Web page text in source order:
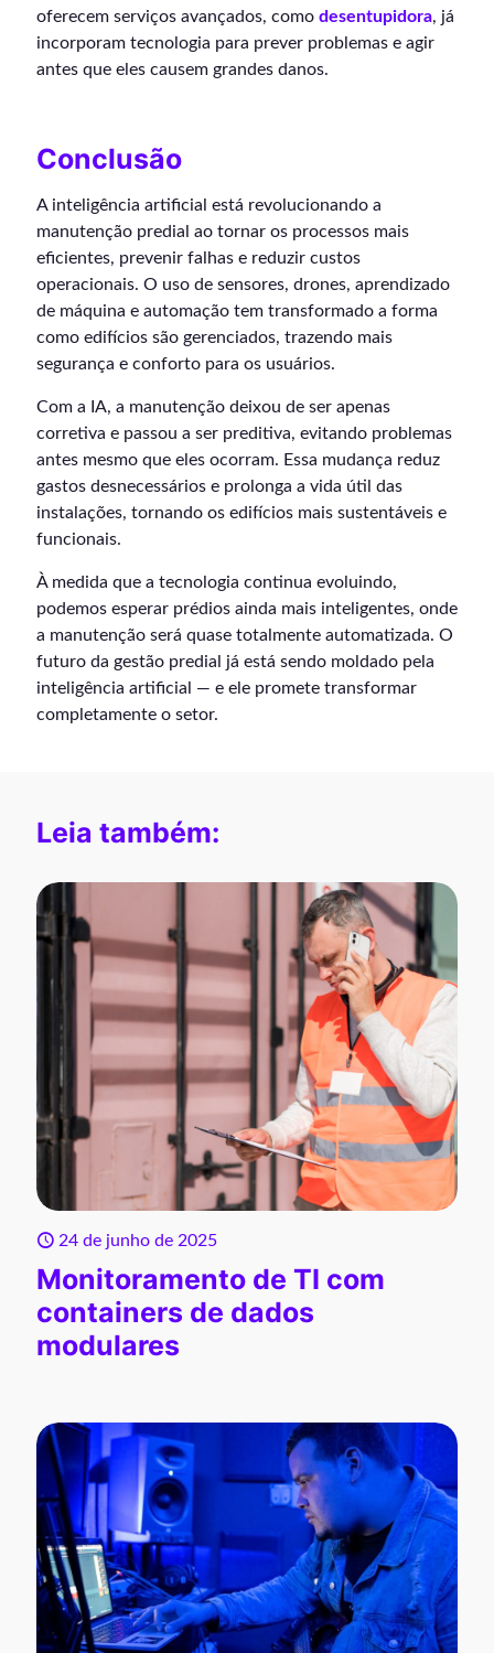
oferecem serviços avançados, como desentupidora, já
incorporam tecnologia para prever problemas e agir
antes que eles causem grandes danos.
Conclusão
A inteligência artificial está revolucionando a
manutenção predial ao tornar os processos mais
eficientes, prevenir falhas e reduzir custos
operacionais. O uso de sensores, drones, aprendizado
de máquina e automação tem transformado a forma
como edifícios são gerenciados, trazendo mais
segurança e conforto para os usuários.
Com a IA, a manutenção deixou de ser apenas
corretiva e passou a ser preditiva, evitando problemas
antes mesmo que eles ocorram. Essa mudança reduz
gastos desnecessários e prolonga a vida útil das
instalações, tornando os edifícios mais sustentáveis e
funcionais.
À medida que a tecnologia continua evoluindo,
podemos esperar prédios ainda mais inteligentes, onde
a manutenção será quase totalmente automatizada. O
futuro da gestão predial já está sendo moldado pela
inteligência artificial — e ele promete transformar
completamente o setor.
Leia também:
24 de junho de 2025
Monitoramento de TI com
containers de dados
modulares